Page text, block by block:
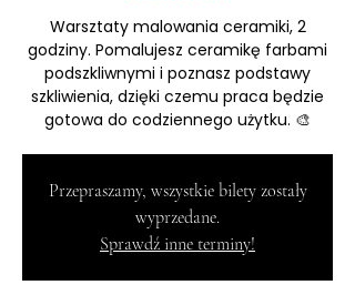
Warsztaty malowania ceramiki, 2
godziny. Pomalujesz ceramikę farbami
podszkliwnymi i poznasz podstawy
szkliwienia, dzięki czemu praca będzie
gotowa do codziennego użytku. 🎨
Przepraszamy, wszystkie bilety zostały
wyprzedane.
Sprawdź inne terminy!